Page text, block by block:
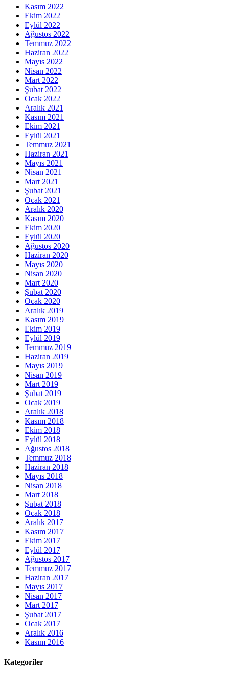
Kasım 2022
Ekim 2022
Eylül 2022
Ağustos 2022
Temmuz 2022
Haziran 2022
Mayıs 2022
Nisan 2022
Mart 2022
Şubat 2022
Ocak 2022
Aralık 2021
Kasım 2021
Ekim 2021
Eylül 2021
Temmuz 2021
Haziran 2021
Mayıs 2021
Nisan 2021
Mart 2021
Şubat 2021
Ocak 2021
Aralık 2020
Kasım 2020
Ekim 2020
Eylül 2020
Ağustos 2020
Haziran 2020
Mayıs 2020
Nisan 2020
Mart 2020
Şubat 2020
Ocak 2020
Aralık 2019
Kasım 2019
Ekim 2019
Eylül 2019
Temmuz 2019
Haziran 2019
Mayıs 2019
Nisan 2019
Mart 2019
Şubat 2019
Ocak 2019
Aralık 2018
Kasım 2018
Ekim 2018
Eylül 2018
Ağustos 2018
Temmuz 2018
Haziran 2018
Mayıs 2018
Nisan 2018
Mart 2018
Şubat 2018
Ocak 2018
Aralık 2017
Kasım 2017
Ekim 2017
Eylül 2017
Ağustos 2017
Temmuz 2017
Haziran 2017
Mayıs 2017
Nisan 2017
Mart 2017
Şubat 2017
Ocak 2017
Aralık 2016
Kasım 2016
Kategoriler